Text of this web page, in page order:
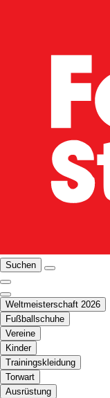
Suchen
Weltmeisterschaft 2026
Fußballschuhe
Vereine
Kinder
Trainingskleidung
Torwart
Ausrüstung